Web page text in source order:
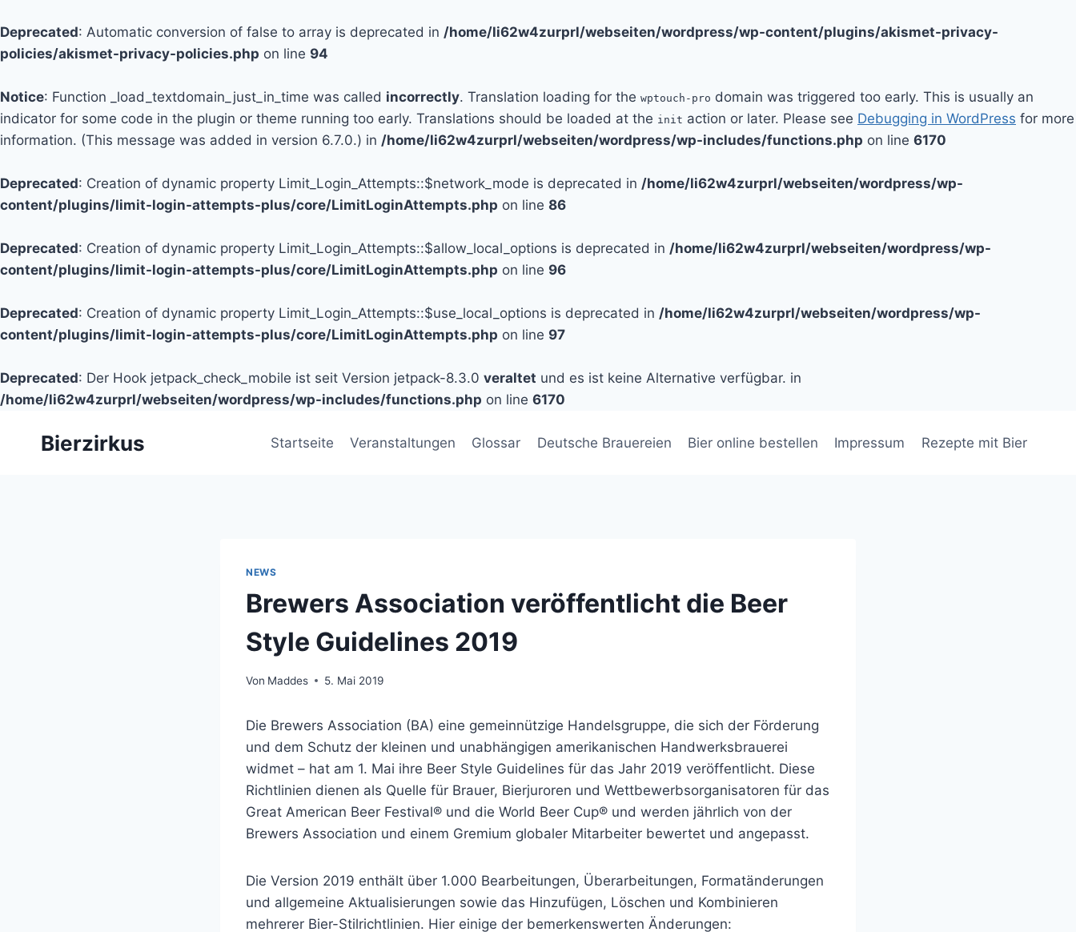
Deprecated: Automatic conversion of false to array is deprecated in /home/li62w4zurprl/webseiten/wordpress/wp-content/plugins/akismet-privacy-
policies/akismet-privacy-policies.php on line 94
Notice: Function _load_textdomain_just_in_time was called incorrectly. Translation loading for the wptouch-pro domain was triggered too early. This is usually an
indicator for some code in the plugin or theme running too early. Translations should be loaded at the init action or later. Please see Debugging in WordPress for more
information. (This message was added in version 6.7.0.) in /home/li62w4zurprl/webseiten/wordpress/wp-includes/functions.php on line 6170
Deprecated: Creation of dynamic property Limit_Login_Attempts::$network_mode is deprecated in /home/li62w4zurprl/webseiten/wordpress/wp-
content/plugins/limit-login-attempts-plus/core/LimitLoginAttempts.php on line 86
Deprecated: Creation of dynamic property Limit_Login_Attempts::$allow_local_options is deprecated in /home/li62w4zurprl/webseiten/wordpress/wp-
content/plugins/limit-login-attempts-plus/core/LimitLoginAttempts.php on line 96
Deprecated: Creation of dynamic property Limit_Login_Attempts::$use_local_options is deprecated in /home/li62w4zurprl/webseiten/wordpress/wp-
content/plugins/limit-login-attempts-plus/core/LimitLoginAttempts.php on line 97
Deprecated: Der Hook jetpack_check_mobile ist seit Version jetpack-8.3.0 veraltet und es ist keine Alternative verfügbar. in
/home/li62w4zurprl/webseiten/wordpress/wp-includes/functions.php on line 6170
Bierzirkus Startseite Veranstaltungen Glossar Deutsche Brauereien Bier online bestellen Impressum Rezepte mit Bier
NEWS
Brewers Association veröffentlicht die Beer
Style Guidelines 2019
Von Maddes 5. Mai 2019
Die Brewers Association (BA) eine gemeinnützige Handelsgruppe, die sich der Förderung
und dem Schutz der kleinen und unabhängigen amerikanischen Handwerksbrauerei
widmet – hat am 1. Mai ihre Beer Style Guidelines für das Jahr 2019 veröffentlicht. Diese
Richtlinien dienen als Quelle für Brauer, Bierjuroren und Wettbewerbsorganisatoren für das
Great American Beer Festival® und die World Beer Cup® und werden jährlich von der
Brewers Association und einem Gremium globaler Mitarbeiter bewertet und angepasst.
Die Version 2019 enthält über 1.000 Bearbeitungen, Überarbeitungen, Formatänderungen
und allgemeine Aktualisierungen sowie das Hinzufügen, Löschen und Kombinieren
mehrerer Bier-Stilrichtlinien. Hier einige der bemerkenswerten Änderungen: